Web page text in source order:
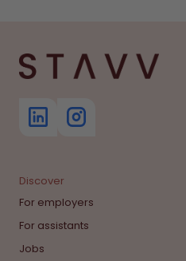
Discover
For employers
For assistants
Jobs